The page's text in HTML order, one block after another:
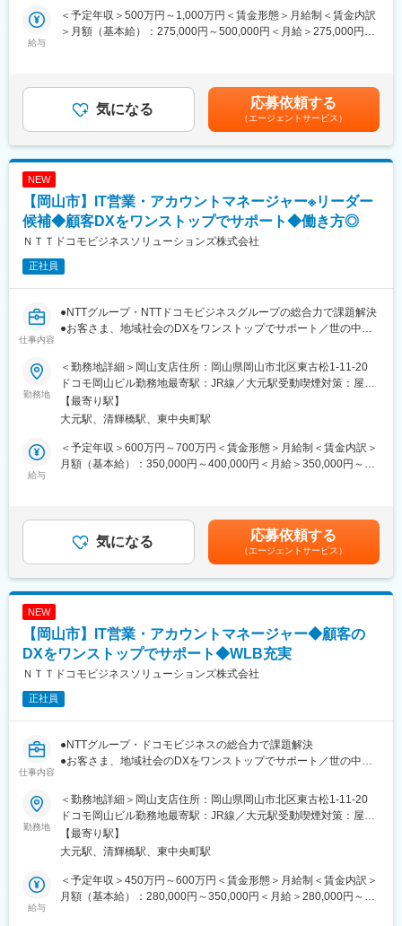
【プライム案件中心】エンドユーザーである自治体と近い立場で
業務を遂行。要件定義・基本設計など上流工程にも携われます。
【専門性が活きる環境】COBOLを中心とした基幹系システムで、
■業務内容：
配属となる組織は、自治体や外郭団体に対するソフトウェア開
発、システムの運用保守など幅広い事業を展開しております。あ
[具体的には…]
・既存システムの維持・保守、問い合わせ対応
・法改正などに伴うシステム改修
※プライムの立場での業務となります。
給与
＜予定年収＞500万円～1,000万円＜賃金形態＞月給制＜賃金内訳
＞月額（基本給）：275,000円～500,000円＜月給＞275,000円～
以上主任・技師…600万円以上管理職…1,000万円以上賃金はあく
までも目安の金額であり、選考を通じて上下する可能性がありま
す。月給(月額)は固定手当を含めた表記です。
気になる 応募依頼する
（エージェントサービス）
NEW
【岡山市】IT営業・アカウントマネージャー※リーダー
候補◆顧客DXをワンストップでサポート◆働き方◎
ＮＴＴドコモビジネスソリューションズ株式会社
正社員
仕事内容
●NTTグループ・NTTドコモビジネスグループの総合力で課題解決
●お客さま、地域社会のDXをワンストップでサポート／世の中に
●フルフレックス可／土日祝休／年間休日123日
■職務詳細：
〇中国岡山エリアを中心とした企業へのコンサルティング型営業
です。
〇受注・収益の拡大に向け、既存顧客への深耕営業の展開や新規
リード創出に取り組みます。
〇主な提案商材・サービスは、モバイル通信・固定通信・クラウ
営業プロセスをリードしていきます。
〇業務完遂に向け、自らが中心となり、チームメンバーや社内外
のステークホルダーと連携した業務マネジメントを実施いただき
■特徴・魅力：
日本のネットワーク網を支えているNTTグループは、世の中にな
くてはならないインフラを扱う重要な仕事です。常に最新の技術
情報が豊富な環境で、サーバ、セキュリティ等の技術のプロとし
を意識したメリハリをつけた働き方が可能です。
技術スキルを向上させるためのIT系資格の取得サポート制度や多
数の研修メニューにも力を入れております。教材費、社外講義(講
習)費用、受験料、登録料、更新料等、会社負担で資格取得をする
ことができます。
■仕事環境
月曜、水曜、金曜のノー残業デーが徹底されています。またリモ
勤務地
＜勤務地詳細＞岡山支店住所：岡山県岡山市北区東古松1-11-20
ドコモ岡山ビル勤務地最寄駅：JR線／大元駅受動喫煙対策：屋内
全面禁煙変更の範囲：会社の定める事業所（リモートワーク含
む）
【最寄り駅】
大元駅、清輝橋駅、東中央町駅
給与
＜予定年収＞600万円～700万円＜賃金形態＞月給制＜賃金内訳＞
月額（基本給）：350,000円～400,000円＜月給＞350,000円～
通じて上下する可能性があります。月給(月額)は固定手当を含めた
表記です。気になる 応募依頼する
（エージェントサービス）
NEW
【岡山市】IT営業・アカウントマネージャー◆顧客の
DXをワンストップでサポート◆WLB充実
ＮＴＴドコモビジネスソリューションズ株式会社
正社員
仕事内容
●NTTグループ・ドコモビジネスの総合力で課題解決
●お客さま、地域社会のDXをワンストップでサポート／世の中に
●フルフレックス可／土日祝休／年間休日123日
■職務詳細：
〇中国岡山エリアを中心とした企業へのコンサルティング型営業
です。
〇受注・収益の拡大に向け、既存顧客への深耕営業の展開や新規
リード創出に取り組みます。
〇主な提案商材・サービスは、モバイル通信・固定通信・クラウ
勤務地
＜勤務地詳細＞岡山支店住所：岡山県岡山市北区東古松1-11-20
ドコモ岡山ビル勤務地最寄駅：JR線／大元駅受動喫煙対策：屋内
全面禁煙変更の範囲：会社の定める事業所（リモートワーク含
む）
【最寄り駅】
大元駅、清輝橋駅、東中央町駅
給与
＜予定年収＞450万円～600万円＜賃金形態＞月給制＜賃金内訳＞
月額（基本給）：280,000円～350,000円＜月給＞280,000円～